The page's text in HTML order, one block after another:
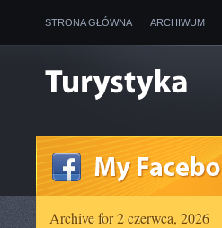
STRONA GŁÓWNA ARCHIWUM
Archive for 2 czerwca, 2026